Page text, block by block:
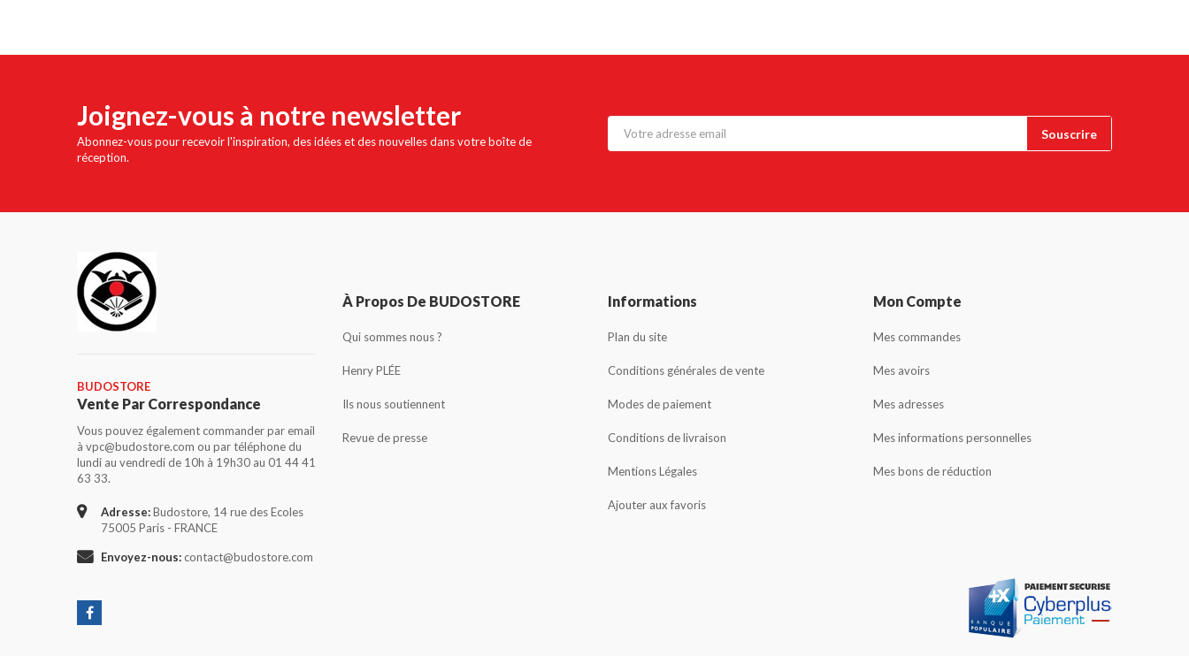
Joignez-vous à notre newsletter
Abonnez-vous pour recevoir l'inspiration, des idées et des nouvelles dans votre boîte de
réception.
BUDOSTORE
Vente Par Correspondance
Vous pouvez également commander par email
à vpc@budostore.com ou par téléphone du
lundi au vendredi de 10h à 19h30 au 01 44 41
63 33.
Adresse:Budostore, 14 rue des Ecoles
75005 Paris - FRANCE
Envoyez-nous: contact@budostore.com
À Propos De BUDOSTORE
Qui sommes nous ?
Henry PLÉE
Ils nous soutiennent
Revue de presse
Informations
Plan du site
Conditions générales de vente
Modes de paiement
Conditions de livraison
Mentions Légales
Ajouter aux favoris
Mon Compte
Mes commandes
Mes avoirs
Mes adresses
Mes informations personnelles
Mes bons de réduction